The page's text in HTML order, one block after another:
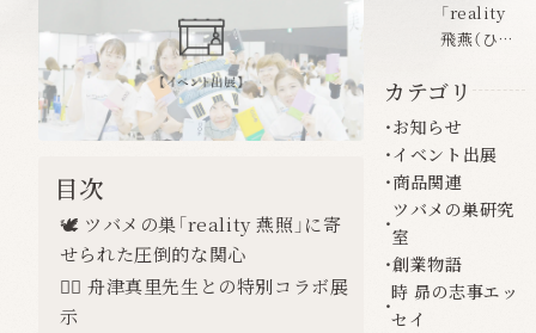
目次
🕊 ツバメの巣「reality 燕照」に寄
せられた圧倒的な関心
👩‍⚕️ 舟津真里先生との特別コラボ展
示
「reality
飛燕（ひえ
お知らせ
カテゴリ
お知らせ
イベント出展
商品関連
ツバメの巣研究
室
創業物語
時 昴の志事エッ
セイ